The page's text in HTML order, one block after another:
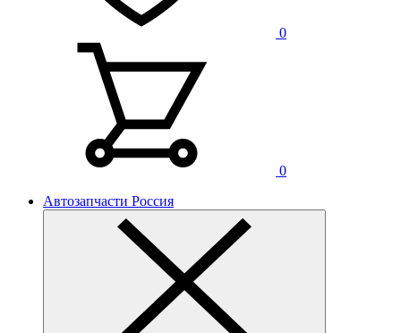
0
0
Автозапчасти Россия